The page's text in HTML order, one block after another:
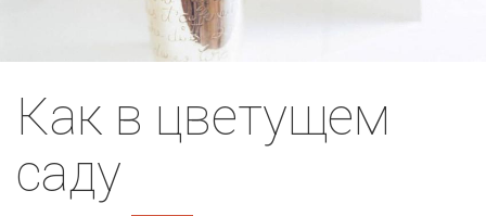
Как в цветущем
саду